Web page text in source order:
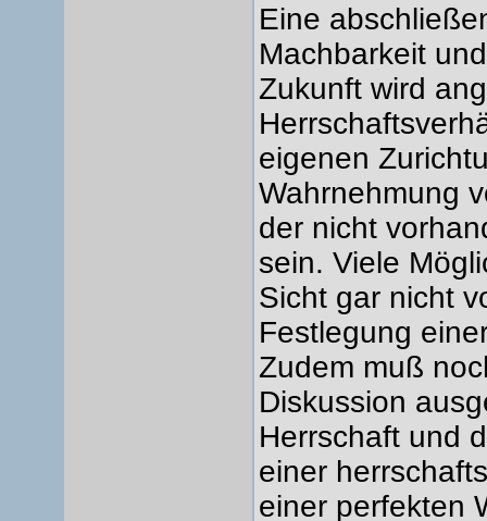
Eine
Machbarkeit
Zukunft wird
eigenen
Wahrnehmung
der nicht
sein. Viele
Sicht gar nicht
Festlegung
Zudem muß
Diskussion
Herrschaft und
einer
einer perfekten